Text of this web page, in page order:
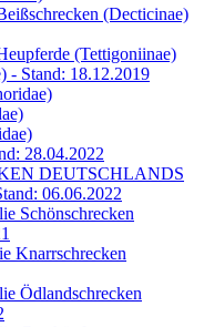
(Decticinae)
(Tettigoniinae)
- Stand: 18.12.2019
28.04.2022
DEUTSCHLANDS
06.06.2022
Schönschrecken
Knarrschrecken
Ödlandschrecken